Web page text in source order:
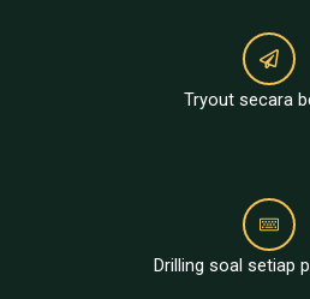
Tryout secara
Drilling soal setiap